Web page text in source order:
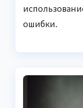
ошибки.